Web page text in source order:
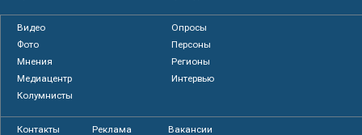
Видео
Опросы
Фото
Персоны
Мнения
Регионы
Медиацентр
Интервью
Колумнисты
Контакты Реклама Вакансии